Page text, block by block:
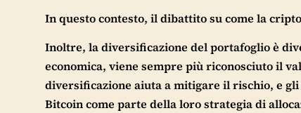
In questo contesto, il dibattito su come la
Inoltre, la diversificazione del portafoglio è
economica, viene sempre più riconosciuto il
diversificazione aiuta a mitigare il rischio, e
Bitcoin come parte della loro strategia di